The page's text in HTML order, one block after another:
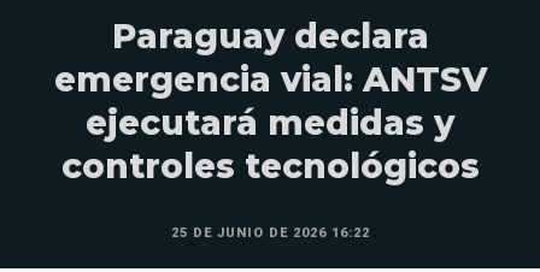
Paraguay declara
emergencia vial: ANTSV
ejecutará medidas y
controles tecnológicos
25 DE JUNIO DE 2026 16:22